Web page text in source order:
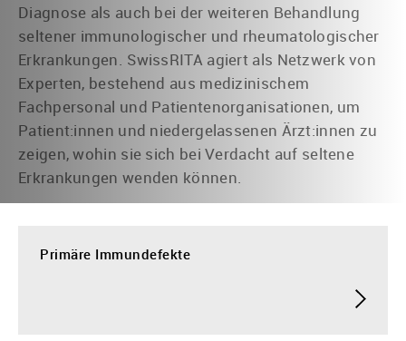
Diagnose als auch bei der weiteren Behandlung
seltener immunologischer und rheumatologischer
Erkrankungen. SwissRITA agiert als Netzwerk von
Experten, bestehend aus medizinischem
Fachpersonal und Patientenorganisationen, um
Patient:innen und niedergelassenen Ärzt:innen zu
zeigen, wohin sie sich bei Verdacht auf seltene
Erkrankungen wenden können.
Primäre Immundefekte